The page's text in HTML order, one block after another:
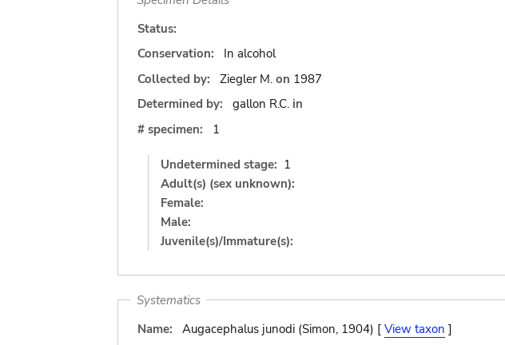
Status:
Conservation:
In alcohol
Collected by:
Ziegler M. on 1987
Determined by:
gallon R.C. in
# specimen:
1
Undetermined stage: 1
Adult(s) (sex unknown):
Female:
Male:
Juvenile(s)/Immature(s):
Systematics
Name:
Augacephalus junodi (Simon, 1904) [ View taxon ]